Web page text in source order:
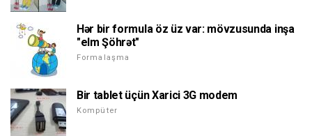
Hər bir formula öz üz var: mövzusunda inşa
"elm Şöhrət"
Formalaşma
Bir tablet üçün Xarici 3G modem
Kompüter